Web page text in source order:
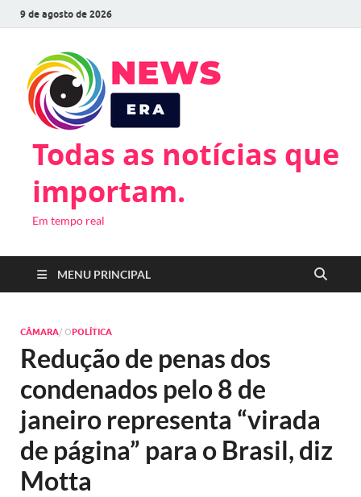
9 de agosto de 2026
Todas as notícias que
importam.
Em tempo real
MENU PRINCIPAL
CÂMARA/ OPOLÍTICA
Redução de penas dos
condenados pelo 8 de
janeiro representa “virada
de página” para o Brasil, diz
Motta